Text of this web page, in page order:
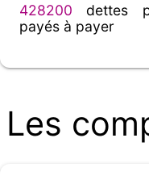
428200 dettes
payés à payer
Les